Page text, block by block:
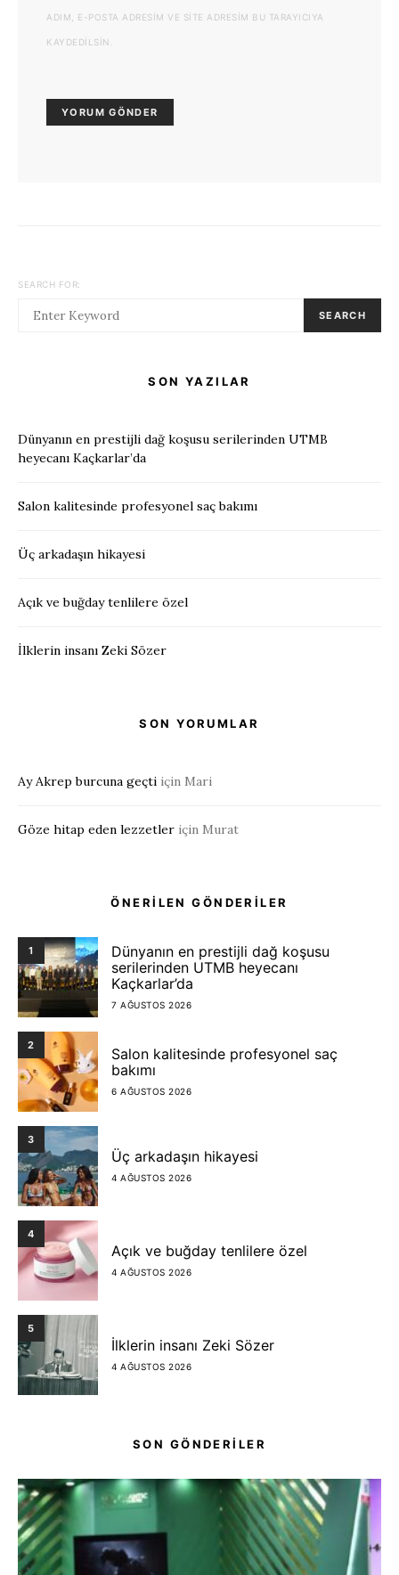
ADIM, E-POSTA ADRESIM VE SITE ADRESIM BU TARAYICIYA
KAYDEDILSIN.
SEARCH FOR:
SEARCH
SON YAZILAR
Dünyanın en prestijli dağ koşusu serilerinden UTMB
heyecanı Kaçkarlar’da
Salon kalitesinde profesyonel saç bakımı
Üç arkadaşın hikayesi
Açık ve buğday tenlilere özel
İlklerin insanı Zeki Sözer
SON YORUMLAR
Ay Akrep burcuna geçti için Mari
Göze hitap eden lezzetler için Murat
ÖNERİLEN GÖNDERİLER
1
Dünyanın en prestijli dağ koşusu
serilerinden UTMB heyecanı
Kaçkarlar’da
7 AĞUSTOS 2026
2
Salon kalitesinde profesyonel saç
bakımı
6 AĞUSTOS 2026
3
Üç arkadaşın hikayesi
4 AĞUSTOS 2026
4
Açık ve buğday tenlilere özel
4 AĞUSTOS 2026
5
İlklerin insanı Zeki Sözer
4 AĞUSTOS 2026
SON GÖNDERİLER